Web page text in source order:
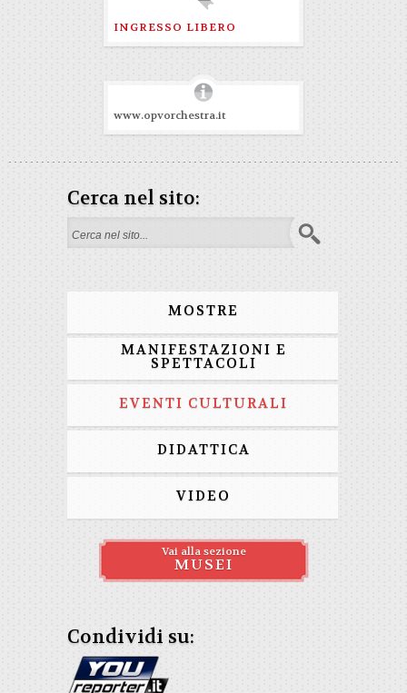
INGRESSO LIBERO
www.opvorchestra.it
Cerca nel sito:
Search form
MOSTRE
MANIFESTAZIONI E
SPETTACOLI
EVENTI CULTURALI
DIDATTICA
VIDEO
Vai alla sezione
MUSEI
Condividi su: